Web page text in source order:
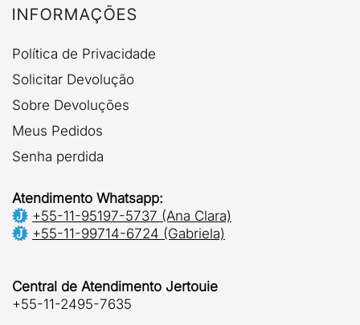
INFORMAÇÕES
Política de Privacidade
Solicitar Devolução
Sobre Devoluções
Meus Pedidos
Senha perdida
Atendimento Whatsapp:
+55-11-95197-5737 (Ana Clara)
+55-11-99714-6724 (Gabriela)
Central de Atendimento Jertouie
+55-11-2495-7635